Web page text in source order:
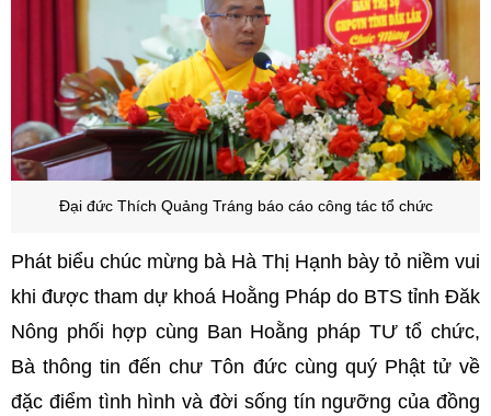
Đại đức Thích Quảng Tráng báo cáo công tác tổ chức
Phát biểu chúc mừng bà Hà Thị Hạnh bày tỏ niềm vui
khi được tham dự khoá Hoằng Pháp do BTS tỉnh Đăk
Nông phối hợp cùng Ban Hoằng pháp TƯ tổ chức,
Bà thông tin đến chư Tôn đức cùng quý Phật tử về
đặc điểm tình hình và đời sống tín ngưỡng của đồng